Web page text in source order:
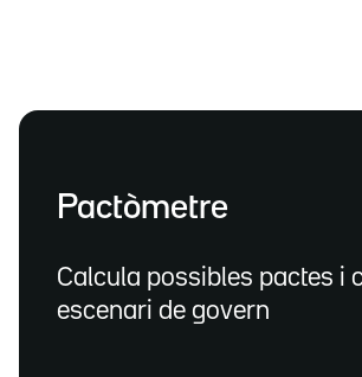
Pactòmetre
Calcula possibles pactes i
escenari de govern